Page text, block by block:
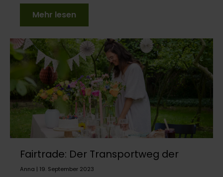
Mehr lesen
Fairtrade: Der Transportweg der
Bloomy Blumen
Anna | 19. September 2023